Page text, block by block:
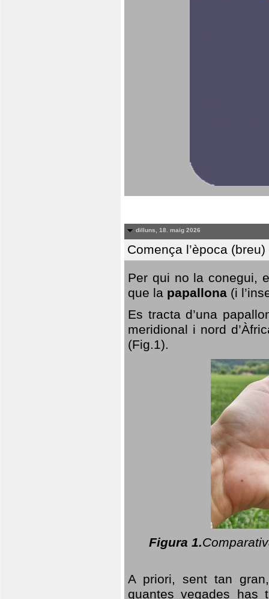
dilluns, 18. maig 2026
Comença l’època
Per qui no la conegui,
que la papallona (i
Es tracta d’una
meridional i nord
(Fig.1).
Figura 1.
A priori, sent tan
quantes vegades has